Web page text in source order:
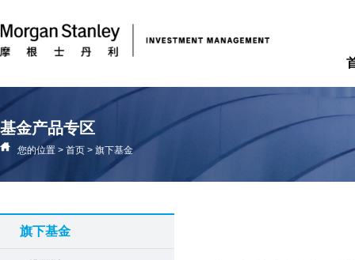
基金产品专区
您的位置 > 首页 > 旗下基金
旗下基金